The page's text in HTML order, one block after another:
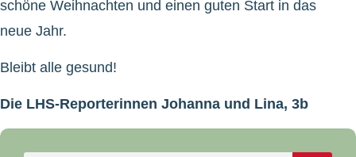
schöne Weihnachten und einen guten Start in das
neue Jahr.
Bleibt alle gesund!
Die LHS-Reporterinnen Johanna und Lina, 3b